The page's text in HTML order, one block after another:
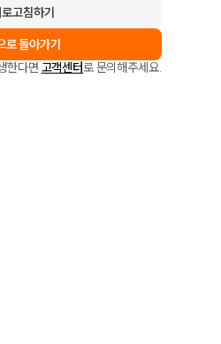
고침하기
로 돌아가기
한다면 고객센터로 문의해주세요.